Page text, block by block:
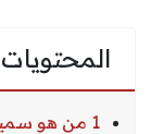
المحتويات
1 من هو سمير صبيح؟